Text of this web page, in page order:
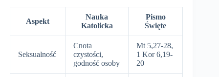
Aspekt
Nauka
Katolicka
Pismo
Święte
Seksualność
Cnota
czystości,
godność osoby
Mt 5,27-28,
1 Kor 6,19-
20